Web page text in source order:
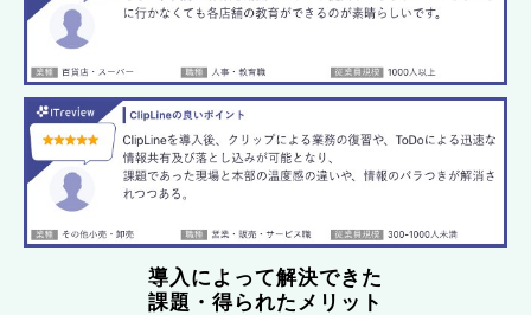
導入によって解決できた
課題・得られたメリット